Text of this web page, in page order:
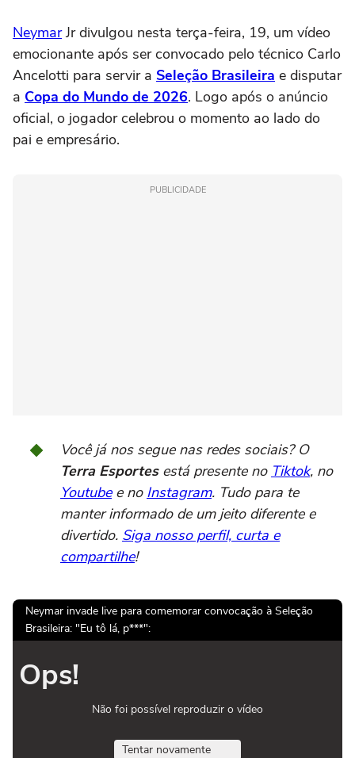
pôquer’
NeymarJr divulgou nesta terça-feira, 19, um vídeo
emocionante após ser convocado pelo técnico Carlo
Ancelotti para servir a Seleção Brasileira e disputar
a Copa do Mundo de 2026. Logo após o anúncio
oficial, o jogador celebrou o momento ao lado do
pai e empresário.
PUBLICIDADE
Você já nos segue nas redes sociais? O
Terra Esportesestá presente no Tiktok, no
Youtubee no Instagram. Tudo para te
manter informado de um jeito diferente e
divertido. Siga nosso perfil, curta e
compartilhe!
Neymar invade live para comemorar convocação à Seleção
Brasileira: "Eu tô lá, p***":
Ops!
Não foi possível reproduzir o vídeo
Tentar novamente